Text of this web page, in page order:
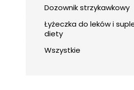
Dozownik strzykawkowy
Łyżeczka do leków i
diety
Wszystkie